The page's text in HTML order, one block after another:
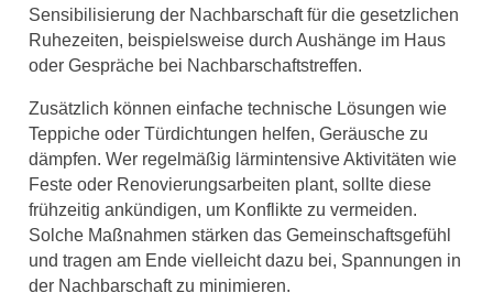
Sensibilisierung der Nachbarschaft für die gesetzlichen
Ruhezeiten, beispielsweise durch Aushänge im Haus
oder Gespräche bei Nachbarschaftstreffen.
Zusätzlich können einfache technische Lösungen wie
Teppiche oder Türdichtungen helfen, Geräusche zu
dämpfen. Wer regelmäßig lärmintensive Aktivitäten wie
Feste oder Renovierungsarbeiten plant, sollte diese
frühzeitig ankündigen, um Konflikte zu vermeiden.
Solche Maßnahmen stärken das Gemeinschaftsgefühl
und tragen am Ende vielleicht dazu bei, Spannungen in
der Nachbarschaft zu minimieren.